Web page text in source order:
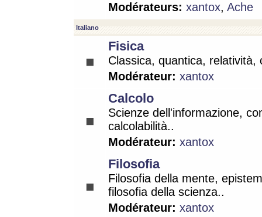
Modérateurs: xantox, Ache
Italiano
Fisica
Classica, quantica, relatività,
Modérateur: xantox
Calcolo
Scienze dell'informazione,
calcolabilità..
Modérateur: xantox
Filosofia
Filosofia della mente,
filosofia della scienza..
Modérateur: xantox